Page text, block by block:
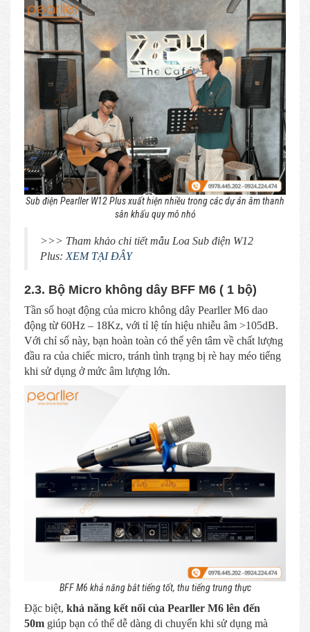
Sub điện Pearller W12 Plus xuất hiện nhiều trong các dự án âm thanh
sân khấu quy mô nhỏ
>>> Tham khảo chi tiết mẫu Loa Sub điện W12
Plus: XEM TẠI ĐÂY
2.3. Bộ Micro không dây BFF M6 ( 1 bộ)
Tần số hoạt động của micro không dây Pearller M6 dao
động từ 60Hz – 18Kz, với tỉ lệ tín hiệu nhiễu âm >105dB.
Với chỉ số này, bạn hoàn toàn có thể yên tâm về chất lượng
đầu ra của chiếc micro, tránh tình trạng bị rè hay méo tiếng
khi sử dụng ở mức âm lượng lớn.
BFF M6 khả năng bắt tiếng tốt, thu tiếng trung thực
Đặc biệt, khả năng kết nối của Pearller M6 lên đến
50m giúp bạn có thể dễ dàng di chuyển khi sử dụng mà